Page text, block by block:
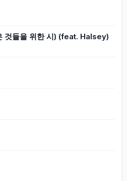
것들을 위한 시) (feat. Halsey)